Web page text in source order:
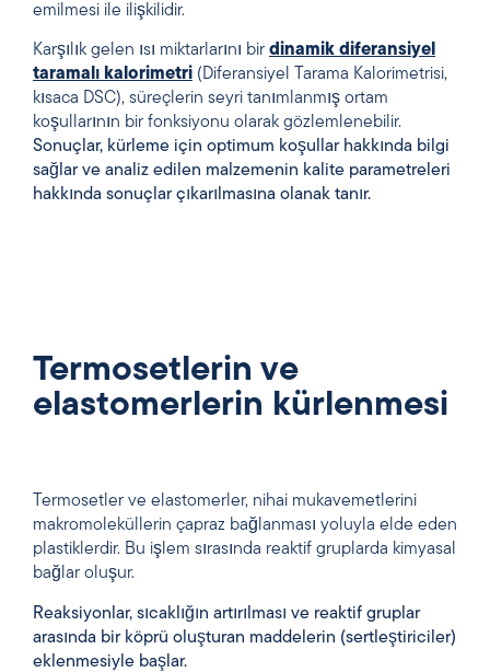
emilmesi ile ilişkilidir.
Karşılık gelen ısı miktarlarını bir dinamik diferansiyel
taramalı kalorimetri (Diferansiyel Tarama Kalorimetrisi,
kısaca DSC), süreçlerin seyri tanımlanmış ortam
koşullarının bir fonksiyonu olarak gözlemlenebilir.
Sonuçlar, kürleme için optimum koşullar hakkında bilgi
sağlar ve analiz edilen malzemenin kalite parametreleri
hakkında sonuçlar çıkarılmasına olanak tanır.
Termosetlerin ve
elastomerlerin kürlenmesi
Termosetler ve elastomerler, nihai mukavemetlerini
makromoleküllerin çapraz bağlanması yoluyla elde eden
plastiklerdir. Bu işlem sırasında reaktif gruplarda kimyasal
bağlar oluşur.
Reaksiyonlar, sıcaklığın artırılması ve reaktif gruplar
arasında bir köprü oluşturan maddelerin (sertleştiriciler)
eklenmesiyle başlar.